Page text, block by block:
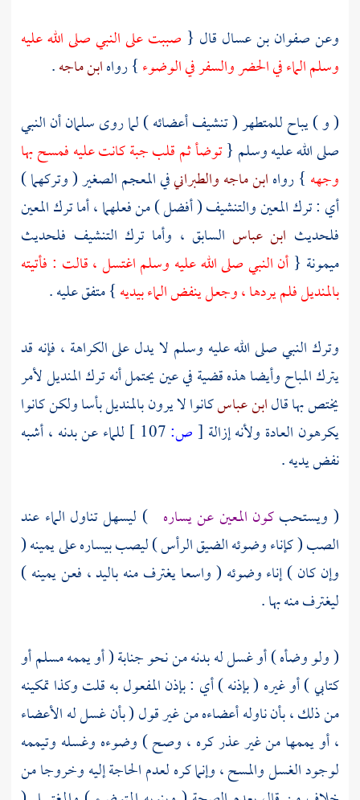
وعنصفوان بن عسال قال { صببت على النبي صلى الله عليه
وسلم الماء في الحضر والسفر في الوضوء} رواهابن ماجه.
( و ) يباح للمتطهر ( تنشيف أعضائه ) لما روىسلمانأن النبي
صلى الله عليه وسلم {توضأ ثم قلب جبة كانت عليه فمسح بها
وجهه } رواهابن ماجهوالطبرانيفي المعجم الصغير ( وتركهما )
أي : ترك المعين والتنشيف ( أفضل ) من فعلهما ، أما ترك المعين
فلحديث ابن عباس السابق ، وأما ترك التنشيف فلحديث
ميمونة { أن النبي صلى الله عليه وسلم اغتسل ، قالت : فأتيته
بالمنديل فلم يردها ، وجعل ينفض الماء بيديه} متفق عليه .
وترك النبي صلى الله عليه وسلم لا يدل على الكراهة ، فإنه قد
يترك المباح وأيضا هذه قضية في عين يحتمل أنه ترك المنديل لأمر
يختص بها قالابن عباسكانوا لا يرون بالمنديل بأسا ولكن كانوا
يكرهون العادة ولأنه إزالة [ص:
للماء عن بدنه ، أشبه
نفض يديه .
( ويستحبكون المعين عن يساره ) ليسهل تناول الماء عند
الصب ( كإناء وضوئه الضيق الرأس ) ليصب بيساره على يمينه (
وإن كان ) إناء وضوئه ( واسعا يغترف منه باليد ، فعن يمينه )
ليغترف منه بها .
( ولو وضأه ) أو غسل له بدنه من نحو جنابة ( أو يممه مسلم أو
كتابي ) أو غيره ( بإذنه ) أي : بإذن المفعول بهقلتوكذا تمكينه
من ذلك ، بأن ناوله أعضاءه من غير قول ( بأن غسل له الأعضاء
، أو يممها من غير عذر كره ، وصح ) وضوءه وغسله وتيممه
لوجود الغسل والمسح ، وإنما كره لعدم الحاجة إليه وخروجا من